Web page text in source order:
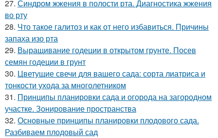
27. Синдром жжения в полости рта. Диагностика жжения
во рту
28. Что такое галитоз и как от него избавиться. Причины
запаха изо рта
29. Выращивание годеции в открытом грунте. Посев
семян годеции в грунт
30. Цветущие свечи для вашего сада: сорта лиатриса и
тонкости ухода за многолетником
31. Принципы планировки сада и огорода на загородном
участке. Зонирование пространства
32. Основные принципы планировки плодового сада.
Разбиваем плодовый сад